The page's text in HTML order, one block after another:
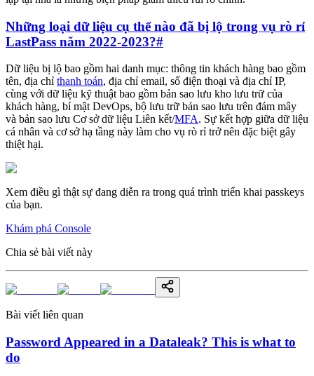
Những loại dữ liệu cụ thể nào đã bị lộ trong vụ rò rỉ
LastPass năm 2022-2023?#
Dữ liệu bị lộ bao gồm hai danh mục: thông tin khách hàng bao gồm
tên, địa chỉ thanh toán, địa chỉ email, số điện thoại và địa chỉ IP,
cùng với dữ liệu kỹ thuật bao gồm bản sao lưu kho lưu trữ của
khách hàng, bí mật DevOps, bộ lưu trữ bản sao lưu trên đám mây
và bản sao lưu Cơ sở dữ liệu Liên kết/MFA. Sự kết hợp giữa dữ liệu
cá nhân và cơ sở hạ tầng này làm cho vụ rò rỉ trở nên đặc biệt gây
thiệt hại.
Xem điều gì thật sự đang diễn ra trong quá trình triển khai passkeys
của bạn.
Khám phá Console
Chia sẻ bài viết này
Bài viết liên quan
Password Appeared in a Dataleak? This is what to
do